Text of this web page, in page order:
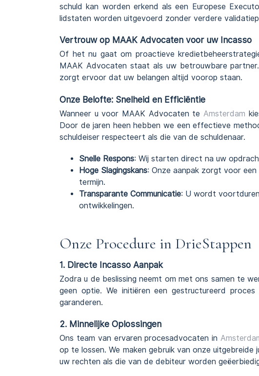
schuld kan worden erkend als een Europese
lidstaten worden uitgevoerd zonder verdere
Vertrouw op MAAK Advocaten voor uw Incasso
Of het nu gaat om proactieve
MAAK Advocaten staat als uw betrouwbare
zorgt ervoor dat uw belangen altijd voorop staan.
Onze Belofte: Snelheid en Efficiëntie
Wanneer u voor MAAK Advocaten te Amsterdam
Door de jaren heen hebben we een effectieve
schuldeiser respecteert als die van de schuldenaar.
Snelle Respons: Wij starten direct na uw
Hoge Slagingskans: Onze aanpak zorgt voor
termijn.
Transparante Communicatie: U wordt
ontwikkelingen.
Onze Procedure in DrieStappen
1. Directe Incasso Aanpak
Zodra u de beslissing neemt om met ons samen te
geen optie. We initiëren een gestructureerd
garanderen.
2. Minnelijke Oplossingen
Ons team van ervaren procesadvocaten in
op te lossen. We maken gebruik van onze
uw rechten als die van de debiteur worden